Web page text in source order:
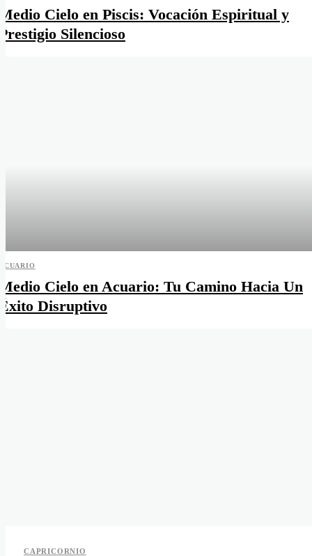
Cielo en Piscis: Vocación Espiritual y
Silencioso
Cielo en Acuario: Tu Camino Hacia Un
Disruptivo
CAPRICORNIO